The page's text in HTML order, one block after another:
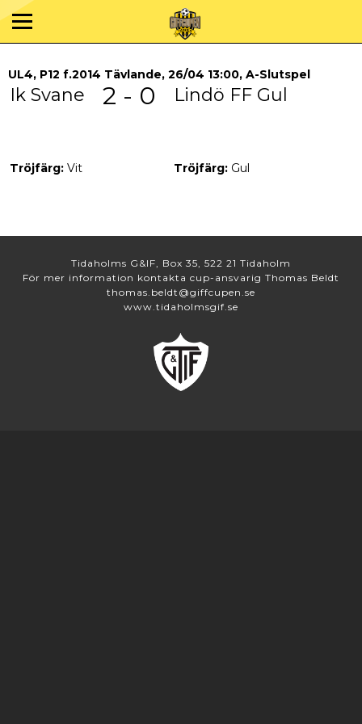
UL4, P12 f.2014 Tävlande, 26/04 13:00, A-Slutspel
Ik Svane 2 - 0 Lindö FF Gul
Tröjfärg: Vit Tröjfärg: Gul
Tidaholms G&IF, Box 35, 522 21 Tidaholm
För mer information kontakta cup-ansvarig Thomas Beldt
thomas.beldt@giffcupen.se
www.tidaholmsgif.se